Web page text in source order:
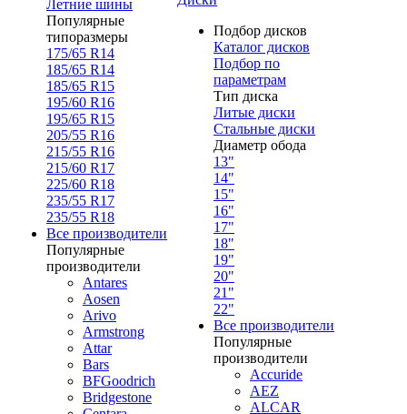
Летние шины
Популярные
типоразмеры
175/65 R14
185/65 R14
185/65 R15
195/60 R16
195/65 R15
205/55 R16
215/55 R16
215/60 R17
225/60 R18
235/55 R17
235/55 R18
Все производители
Популярные
производители
Antares
Aosen
Arivo
Armstrong
Attar
Bars
BFGoodrich
Bridgestone
Подбор дисков
Каталог дисков
Подбор по
параметрам
Тип диска
Литые диски
Стальные диски
Диаметр обода
13"
14"
15"
16"
17"
18"
19"
20"
21"
22"
Все производители
Популярные
производители
Accuride
AEZ
ALCAR